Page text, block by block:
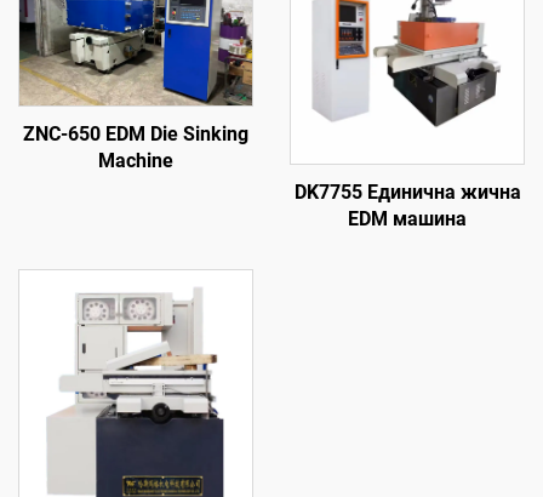
ZNC-650 EDM Die Sinking
Machine
DK7755 Единична жична
EDM машина